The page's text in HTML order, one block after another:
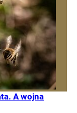
A wojna